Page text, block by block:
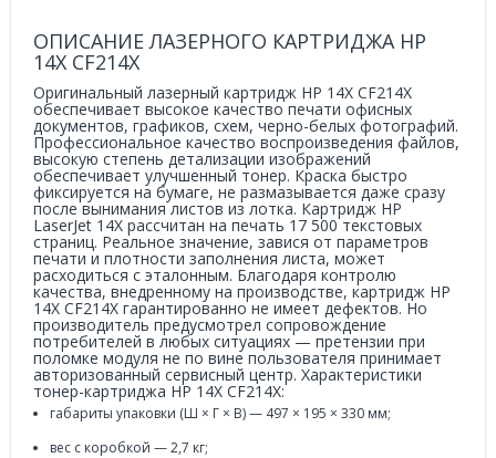
ОПИСАНИЕ ЛАЗЕРНОГО КАРТРИДЖА HP
14X CF214X
Оригинальный лазерный картридж HP 14X CF214X
обеспечивает высокое качество печати офисных
документов, графиков, схем, черно-белых фотографий.
Профессиональное качество воспроизведения файлов,
высокую степень детализации изображений
обеспечивает улучшенный тонер. Краска быстро
фиксируется на бумаге, не размазывается даже сразу
после вынимания листов из лотка. Картридж HP
LaserJet 14X рассчитан на печать 17 500 текстовых
страниц. Реальное значение, завися от параметров
печати и плотности заполнения листа, может
расходиться с эталонным. Благодаря контролю
качества, внедренному на производстве, картридж HP
14X CF214X гарантированно не имеет дефектов. Но
производитель предусмотрел сопровождение
потребителей в любых ситуациях — претензии при
поломке модуля не по вине пользователя принимает
авторизованный сервисный центр. Характеристики
тонер-картриджа HP 14X CF214X:
габариты упаковки (Ш × Г × В) — 497 × 195 × 330 мм;
вес с коробкой — 2,7 кг;